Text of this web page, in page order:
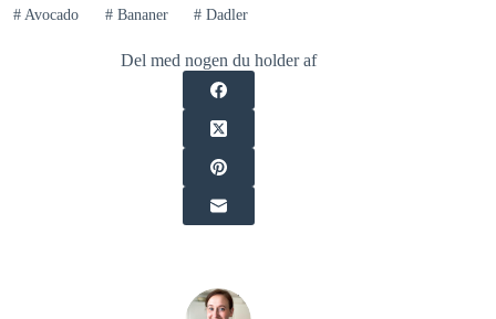
#Avocado #Bananer # Dadler
Del med nogen du holder af